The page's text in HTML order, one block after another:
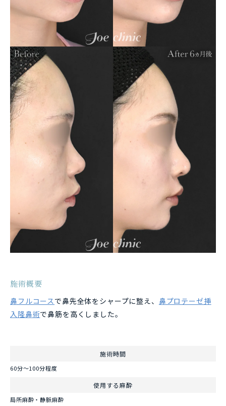
施術概要
鼻フルコースで鼻先全体をシャープに整え、 鼻プロテーゼ挿
入隆鼻術で鼻筋を高くしました。
施術時間
60分～100分程度
使用する麻酔
局所麻酔・静脈麻酔